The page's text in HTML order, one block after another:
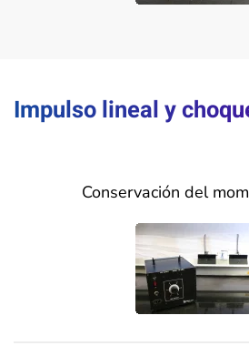
Impulso lineal y
Conservación del